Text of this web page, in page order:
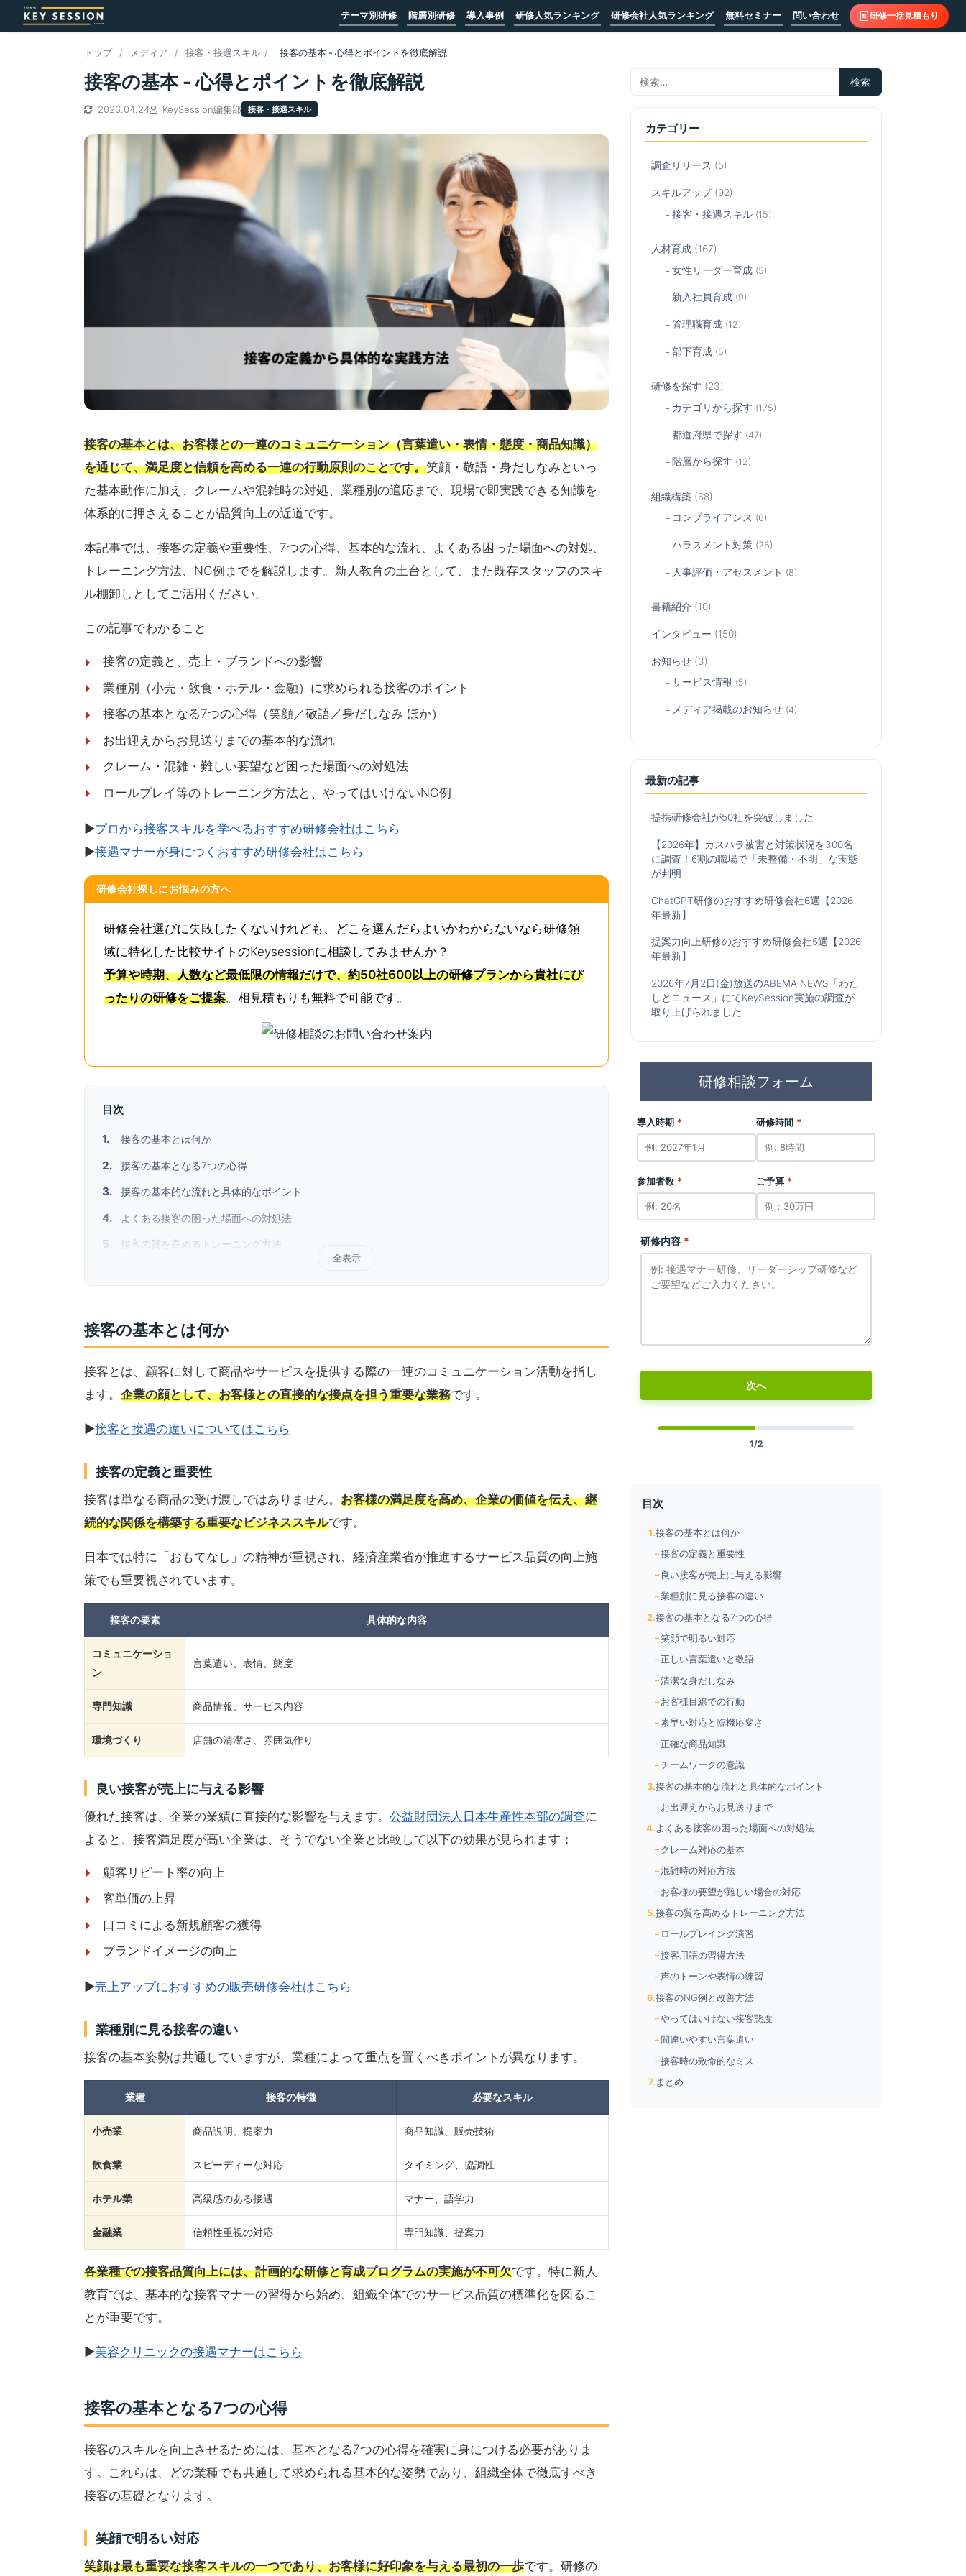
テーマ別研修 階層別研修 導入事例 研修人気ランキング 研修会社人気ランキング 無料セミナー 問い合わせ 研修一括見積もり
トップ / メディア / 接客・接遇スキル / 接客の基本 - 心得とポイントを徹底解説
接客の基本 - 心得とポイントを徹底解説
2026.04.24 KeySession編集部 接客・接遇スキル
接客の基本とは、お客様との一連のコミュニケーション（言葉遣い・表情・態度・商品知識）
を通じて、満足度と信頼を高める一連の行動原則のことです。笑顔・敬語・身だしなみといっ
た基本動作に加え、クレームや混雑時の対処、業種別の適応まで、現場で即実践できる知識を
体系的に押さえることが品質向上の近道です。
本記事では、接客の定義や重要性、7つの心得、基本的な流れ、よくある困った場面への対処、
トレーニング方法、NG例までを解説します。新人教育の土台として、また既存スタッフのスキ
ル棚卸しとしてご活用ください。
この記事でわかること
接客の定義と、売上・ブランドへの影響
業種別（小売・飲食・ホテル・金融）に求められる接客のポイント
接客の基本となる7つの心得（笑顔／敬語／身だしなみ ほか）
お出迎えからお見送りまでの基本的な流れ
クレーム・混雑・難しい要望など困った場面への対処法
ロールプレイ等のトレーニング方法と、やってはいけないNG例
▶プロから接客スキルを学べるおすすめ研修会社はこちら
▶接遇マナーが身につくおすすめ研修会社はこちら
研修会社探しにお悩みの方へ
研修会社選びに失敗したくないけれども、どこを選んだらよいかわからないなら研修領
域に特化した比較サイトのKeysessionに相談してみませんか？
予算や時期、人数など最低限の情報だけで、約50社600以上の研修プランから貴社にぴ
ったりの研修をご提案。相見積もりも無料で可能です。
目次
接客の基本とは何か
接客の基本となる7つの心得
接客の基本的な流れと具体的なポイント
よくある接客の困った場面への対処法
接客の質を高めるトレーニング方法
全表示
接客の基本とは何か
接客とは、顧客に対して商品やサービスを提供する際の一連のコミュニケーション活動を指し
ます。 企業の顔として、お客様との直接的な接点を担う重要な業務です。
▶接客と接遇の違いについてはこちら
接客の定義と重要性
接客は単なる商品の受け渡しではありません。 お客様の満足度を高め、企業の価値を伝え、継
続的な関係を構築する重要なビジネススキルです。
日本では特に「おもてなし」の精神が重視され、経済産業省が推進するサービス品質の向上施
策でも重要視されています。
接客の要素 具体的な内容
コミュニケーショ
ン
言葉遣い、表情、態度
専門知識 商品情報、サービス内容
環境づくり 店舗の清潔さ、雰囲気作り
良い接客が売上に与える影響
優れた接客は、企業の業績に直接的な影響を与えます。 公益財団法人日本生産性本部の調査に
よると、接客満足度が高い企業は、そうでない企業と比較して以下の効果が見られます：
顧客リピート率の向上
客単価の上昇
口コミによる新規顧客の獲得
ブランドイメージの向上
▶売上アップにおすすめの販売研修会社はこちら
業種別に見る接客の違い
接客の基本姿勢は共通していますが、業種によって重点を置くべきポイントが異なります。
業種 接客の特徴 必要なスキル
小売業 商品説明、提案力 商品知識、販売技術
飲食業 スピーディーな対応 タイミング、協調性
ホテル業 高級感のある接遇 マナー、語学力
金融業 信頼性重視の対応 専門知識、提案力
各業種での接客品質向上には、計画的な研修と育成プログラムの実施が不可欠です。特に新人
教育では、基本的な接客マナーの習得から始め、組織全体でのサービス品質の標準化を図るこ
とが重要です。
▶美容クリニックの接遇マナーはこちら
接客の基本となる7つの心得
接客のスキルを向上させるためには、基本となる7つの心得を確実に身につける必要がありま
す。これらは、どの業種でも共通して求められる基本的な姿勢であり、組織全体で徹底すべき
接客の基礎となります。
笑顔で明るい対応
笑顔は最も重要な接客スキルの一つであり、お客様に好印象を与える最初の一歩です。研修の
カテゴリー
調査リリース (5)
スキルアップ(92)
接客・接遇スキル (15)
人材育成 (167)
女性リーダー育成 (5)
新入社員育成 (9)
管理職育成 (12)
部下育成 (5)
研修を探す (23)
カテゴリから探す (175)
都道府県で探す (47)
階層から探す (12)
組織構築 (68)
コンプライアンス (6)
ハラスメント対策 (26)
人事評価・アセスメント (8)
書籍紹介 (10)
インタビュー (150)
お知らせ (3)
サービス情報 (5)
メディア掲載のお知らせ (4)
最新の記事
提携研修会社が50社を突破しました
【2026年】カスハラ被害と対策状況を300名
に調査！6割の職場で「未整備・不明」な実態
が判明
ChatGPT研修のおすすめ研修会社6選【2026
年最新】
提案力向上研修のおすすめ研修会社5選【2026
年最新】
2026年7月2日(金)放送のABEMA NEWS「わた
しとニュース」にてKeySession実施の調査が
取り上げられました
研修相談フォーム
導入時期 * 研修時間 *
参加者数 * ご予算 *
研修内容 *
次へ
1/2
目次
接客の基本とは何か
接客の定義と重要性
良い接客が売上に与える影響
業種別に見る接客の違い
接客の基本となる7つの心得
笑顔で明るい対応
正しい言葉遣いと敬語
清潔な身だしなみ
お客様目線での行動
素早い対応と臨機応変さ
正確な商品知識
チームワークの意識
接客の基本的な流れと具体的なポイント
お出迎えからお見送りまで
よくある接客の困った場面への対処法
クレーム対応の基本
混雑時の対応方法
お客様の要望が難しい場合の対応
接客の質を高めるトレーニング方法
ロールプレイング演習
接客用語の習得方法
声のトーンや表情の練習
接客のNG例と改善方法
やってはいけない接客態度
間違いやすい言葉遣い
接客時の致命的なミス
まとめ